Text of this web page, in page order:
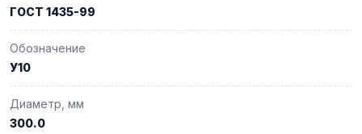
ГОСТ 1435-99
Обозначение
У10
Диаметр, мм
300.0